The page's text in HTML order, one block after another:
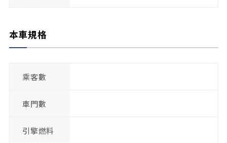
本車規格
乘客數
車門數
引擎燃料